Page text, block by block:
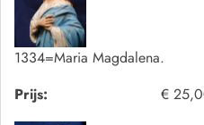
1334=Maria Magdalena.
Prijs:
€